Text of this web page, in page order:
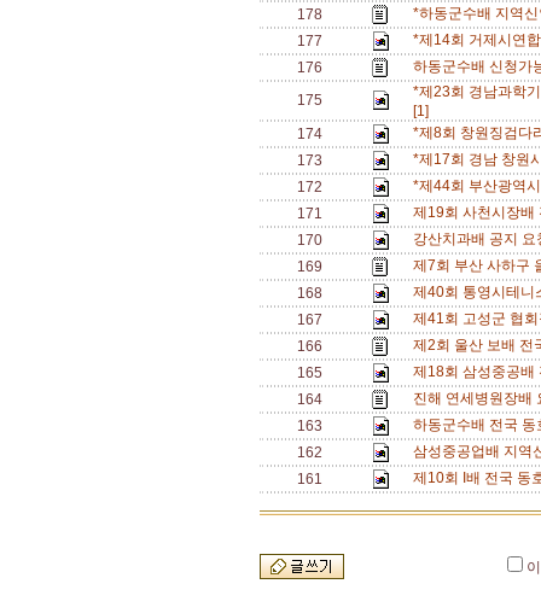
178
*하동군수배 지역
177
*제14회 거제시연
176
하동군수배 신청
175
*제23회 경남과학
[1]
174
*제8회 창원징검다
173
*제17회 경남 창원
172
*제44회 부산광역
171
제19회 사천시장
170
강산치과배 공지
169
제7회 부산 사하구
168
제40회 통영시테
167
제41회 고성군 협
166
제2회 울산 보배
165
제18회 삼성중공
164
진해 연세병원장배
163
하동군수배 전국
162
삼성중공업배 지역
161
제10회 I배 전국 동